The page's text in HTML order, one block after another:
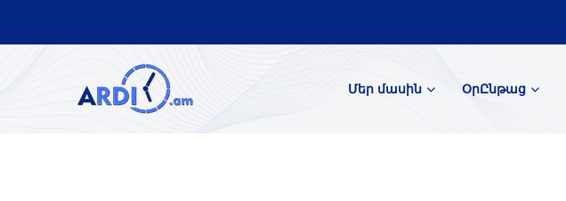
Մեր մասին ՕրԸնթաց